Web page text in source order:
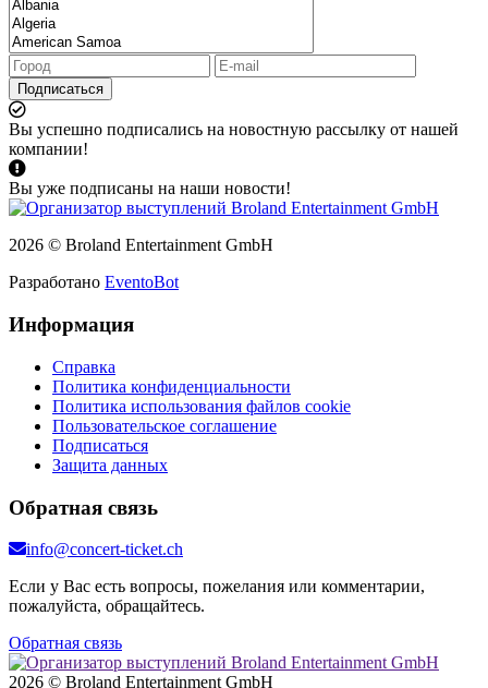
Подписаться
Вы успешно подписались на новостную рассылку от нашей
компании!
Вы уже подписаны на наши новости!
2026 © Broland Entertainment GmbH
Разработано EventoBot
Информация
Справка
Политика конфиденциальности
Политика использования файлов cookie
Пользовательское соглашение
Подписаться
Защита данных
Обратная связь
info@concert-ticket.ch
Если у Вас есть вопросы, пожелания или комментарии,
пожалуйста, обращайтесь.
Обратная связь
2026 © Broland Entertainment GmbH